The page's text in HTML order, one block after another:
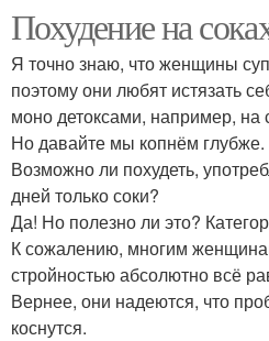
Похудение на
Я точно знаю, что женщины
поэтому они любят истязать
моно детоксами, например, на
Но давайте мы копнём глубже.
Возможно ли похудеть,
дней только соки?
Да! Но полезно ли это?
К сожалению, многим
стройностью абсолютно всё
Вернее, они надеются, что
коснутся.